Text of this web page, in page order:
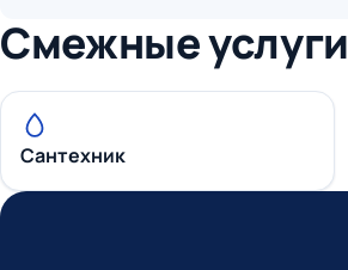
Смежные услуги
Сантехник